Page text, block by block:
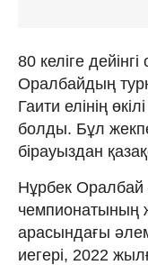
80 келіге
Оралбайдың
Гаити елінің
болды. Бұл
бірауыздан
Нұрбек
чемпионатының
арасындағы әлем
иегері, 2022